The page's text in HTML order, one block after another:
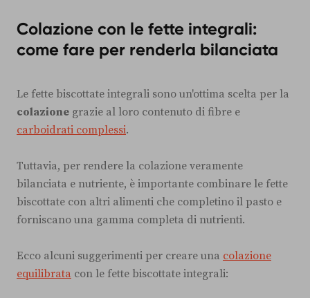
Colazione con le fette integrali:
come fare per renderla bilanciata
Le fette biscottate integrali sono un'ottima scelta per la
colazione grazie al loro contenuto di fibre e
carboidrati complessi.
Tuttavia, per rendere la colazione veramente
bilanciata e nutriente, è importante combinare le fette
biscottate con altri alimenti che completino il pasto e
forniscano una gamma completa di nutrienti.
Ecco alcuni suggerimenti per creare una colazione
equilibrata con le fette biscottate integrali: